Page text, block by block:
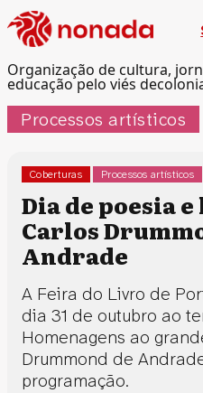
Organização de cultura,
educação pelo viés
Processos artísticos
Coberturas Processos artísticos
Dia de poesia
Carlos
Andrade
A Feira do Livro de
dia 31 de outubro ao
Homenagens ao
Drummond de
programação.